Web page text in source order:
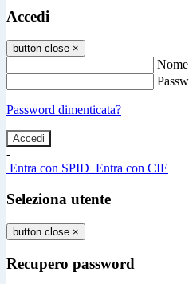
Accedi
button close ×
Password dimenticata?
-
Entra con SPID Entra con CIE
Seleziona utente
button close ×
Recupero password